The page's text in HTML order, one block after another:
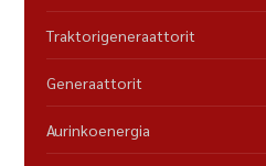
Traktorigeneraattorit
Generaattorit
Aurinkoenergia